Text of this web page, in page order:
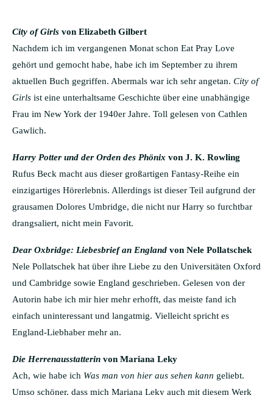
City of Girls von Elizabeth Gilbert
Nachdem ich im vergangenen Monat schon Eat Pray Love
gehört und gemocht habe, habe ich im September zu ihrem
aktuellen Buch gegriffen. Abermals war ich sehr angetan. City of
Girls ist eine unterhaltsame Geschichte über eine unabhängige
Frau im New York der 1940er Jahre. Toll gelesen von Cathlen
Gawlich.
Harry Potter und der Orden des Phönix von J. K. Rowling
Rufus Beck macht aus dieser großartigen Fantasy-Reihe ein
einzigartiges Hörerlebnis. Allerdings ist dieser Teil aufgrund der
grausamen Dolores Umbridge, die nicht nur Harry so furchtbar
drangsaliert, nicht mein Favorit.
Dear Oxbridge: Liebesbrief an England von Nele Pollatschek
Nele Pollatschek hat über ihre Liebe zu den Universitäten Oxford
und Cambridge sowie England geschrieben. Gelesen von der
Autorin habe ich mir hier mehr erhofft, das meiste fand ich
einfach uninteressant und langatmig. Vielleicht spricht es
England-Liebhaber mehr an.
Die Herrenausstatterin von Mariana Leky
Ach, wie habe ich Was man von hier aus sehen kann geliebt.
Umso schöner, dass mich Mariana Leky auch mit diesem Werk